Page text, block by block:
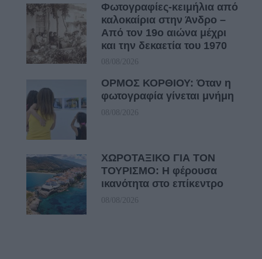
Φωτογραφίες-κειμήλια από
καλοκαίρια στην Άνδρο –
Από τον 19ο αιώνα μέχρι
και την δεκαετία του 1970
08/08/2026
ΟΡΜΟΣ ΚΟΡΘΙΟΥ: Όταν η
φωτογραφία γίνεται μνήμη
08/08/2026
ΧΩΡΟΤΑΞΙΚΟ ΓΙΑ ΤΟΝ
ΤΟΥΡΙΣΜΟ: Η φέρουσα
ικανότητα στο επίκεντρο
08/08/2026